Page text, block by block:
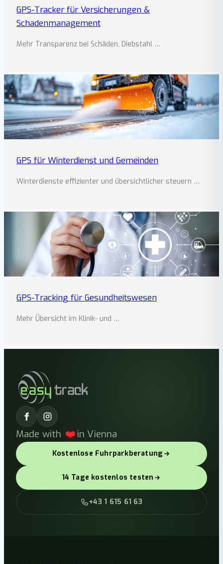
GPS-Tracker für Versicherungen &
Schadenmanagement
Mehr Transparenz bei Schäden, Diebstahl …
GPS für Winterdienst und Gemeinden
Winterdienste effizienter und übersichtlicher steuern …
GPS-Tracking für Gesundheitswesen
Mehr Übersicht im Klinik- und …
Made with ❤️in Vienna
Kostenlose Fuhrparkberatung
14 Tage kostenlos testen
+43 1 615 61 63